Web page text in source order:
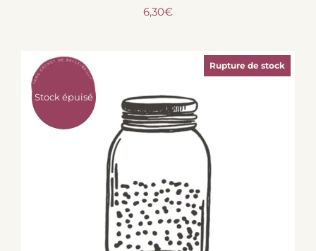
6,30€
Stock épuisé
Rupture de stock